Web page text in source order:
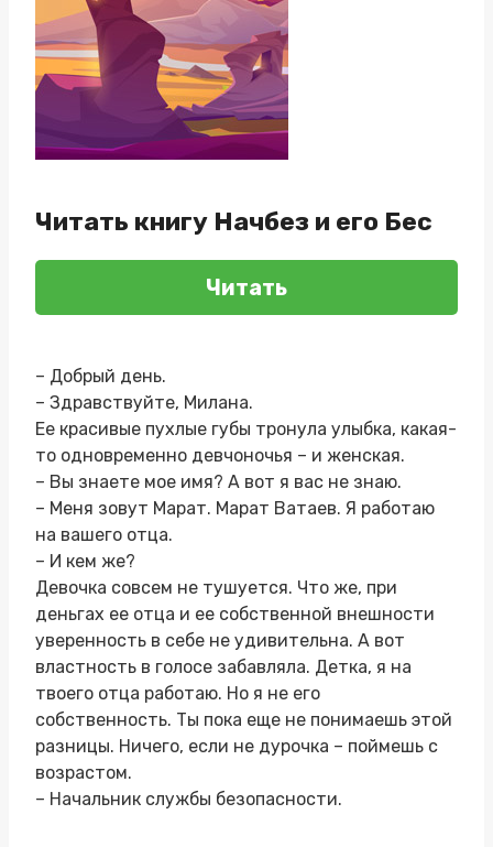
Читать книгу Начбез и его Бес
Читать
– Добрый день.
– Здравствуйте, Милана.
Ее красивые пухлые губы тронула улыбка, какая-
то одновременно девчоночья – и женская.
– Вы знаете мое имя? А вот я вас не знаю.
– Меня зовут Марат. Марат Ватаев. Я работаю
на вашего отца.
– И кем же?
Девочка совсем не тушуется. Что же, при
деньгах ее отца и ее собственной внешности
уверенность в себе не удивительна. А вот
властность в голосе забавляла. Детка, я на
твоего отца работаю. Но я не его
собственность. Ты пока еще не понимаешь этой
разницы. Ничего, если не дурочка – поймешь с
возрастом.
– Начальник службы безопасности.